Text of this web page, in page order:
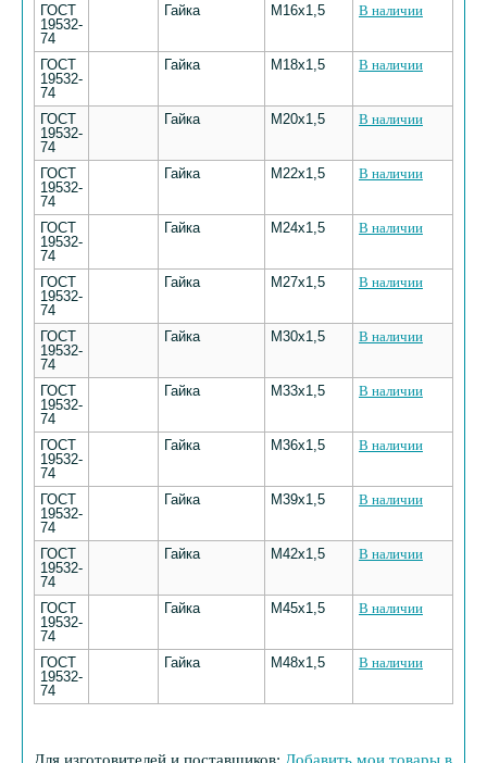
ГОСТ
19532-
74
Гайка М16х1,5 В наличии
ГОСТ
19532-
74
Гайка М18х1,5 В наличии
ГОСТ
19532-
74
Гайка М20х1,5 В наличии
ГОСТ
19532-
74
Гайка М22х1,5 В наличии
ГОСТ
19532-
74
Гайка М24х1,5 В наличии
ГОСТ
19532-
74
Гайка М27х1,5 В наличии
ГОСТ
19532-
74
Гайка М30х1,5 В наличии
ГОСТ
19532-
74
Гайка М33х1,5 В наличии
ГОСТ
19532-
74
Гайка М36х1,5 В наличии
ГОСТ
19532-
74
Гайка М39х1,5 В наличии
ГОСТ
19532-
74
Гайка М42х1,5 В наличии
ГОСТ
19532-
74
Гайка М45х1,5 В наличии
ГОСТ
19532-
74
Гайка М48х1,5 В наличии
Для изготовителей и поставщиков: Добавить мои товары в